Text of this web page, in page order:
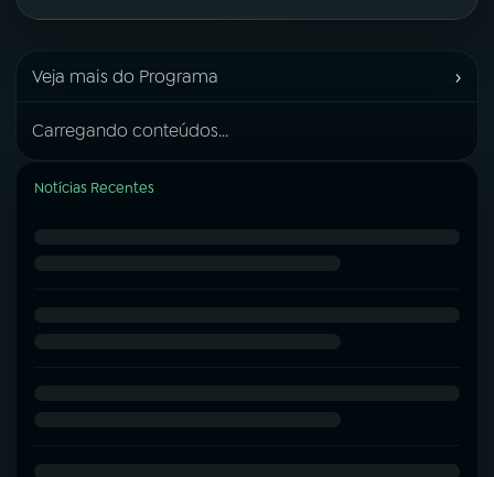
Veja mais do Programa ›
Carregando conteúdos...
Notícias Recentes